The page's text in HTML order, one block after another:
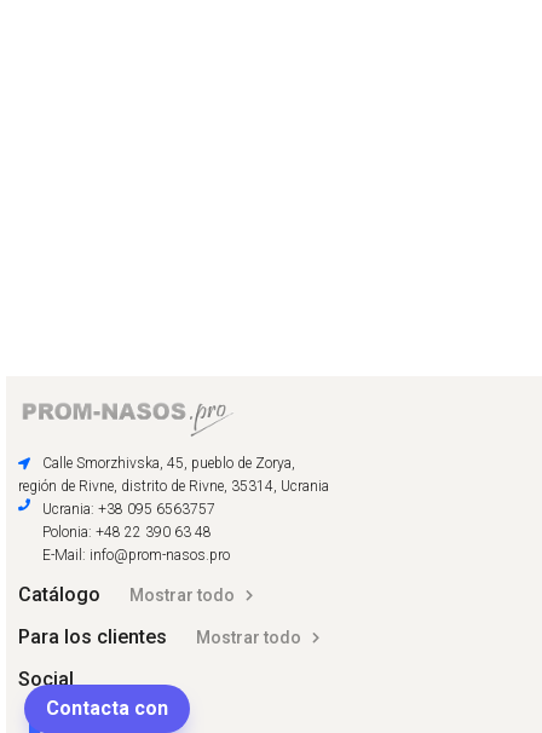
Calle Smorzhivska, 45, pueblo de Zorya,
región de Rivne, distrito de Rivne, 35314, Ucrania
Ucrania: +38 095 6563757
Polonia: +48 22 390 63 48
E-Mail: info@prom-nasos.pro
Catálogo Mostrar todo
Para los clientes Mostrar todo
Social
Contacta con